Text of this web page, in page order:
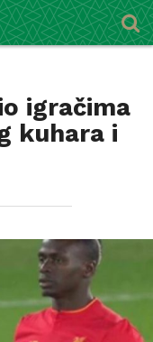
igračima
kuhara i